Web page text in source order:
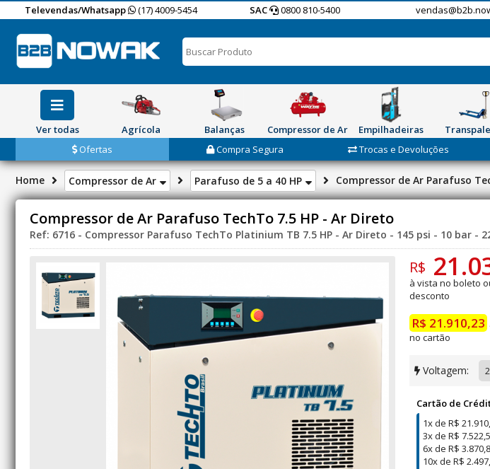
Televendas/Whatsapp (17) 4009-5454 SAC 0800 810-5400
Ver todas Agrícola Balanças Compressor de Ar Empilhadeiras
Ofertas
Compra Segura Trocas e Devoluções
Home Compressor de Ar Parafuso de 5 a 40 HP Compressor de Ar Parafuso
Compressor de Ar Parafuso TechTo 7.5 HP - Ar Direto
Ref: 6716 - Compressor Parafuso TechTo Platinium TB 7.5 HP - Ar Direto - 145 psi - 10 bar -
R$
à vista no boleto
desconto
R$ 21.910,23
no cartão
Voltagem:
Cartão de
1x de R$
3x de R$
6x de R$
10x de R$